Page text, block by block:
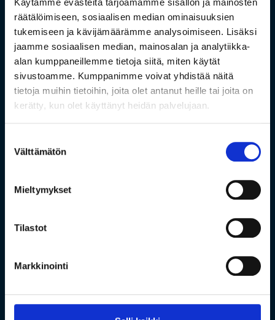
Käytämme evästeitä tarjoamamme sisällön ja mainosten
räätälöimiseen, sosiaalisen median ominaisuuksien
tukemiseen ja kävijämäärämme analysoimiseen. Lisäksi
jaamme sosiaalisen median, mainosalan ja analytiikka-
alan kumppaneillemme tietoja siitä, miten käytät
sivustoamme. Kumppanimme voivat yhdistää näitä
tietoja muihin tietoihin, joita olet antanut heille tai joita on
kerätty, kun olet käyttänyt heidän palvelujaan.
valinta
Välttämätön
Mieltymykset
Tilastot
Markkinointi